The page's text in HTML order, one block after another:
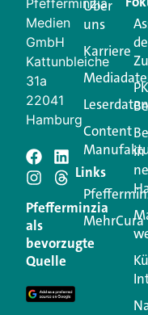
Ihren
Login.
Jetzt anmelden
Schreiben
Ihre E-Mail-Adresse
Erforderliche
Kommentar
Medien
GmbH
Kattunbleiche
31a
22041
Hamburg
Pfefferminzia
als
bevorzugte
Quelle
Über
uns
Karriere
Leserdaten
Content
Links
MehrCura
in